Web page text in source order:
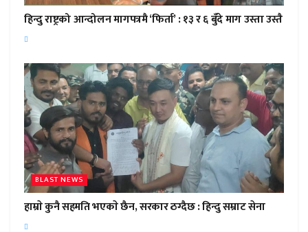
हिन्दु राष्ट्रको आन्दोलन मागपत्रमै ‘फिर्ता’ : १३ र ६ बुँदे माग उस्ता उस्तै
BLAST NEWS
हाम्राे कुनै सहमति भएकाे छैन, सरकार ठग्दैछ : हिन्दु सम्राट सेना